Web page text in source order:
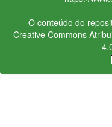
O conteúdo do
Creative Commons